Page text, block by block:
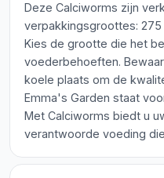
Deze Calciworms zijn
verpakkingsgroottes: 275
Kies de grootte die het
voederbehoeften.
koele plaats om de
Emma's Garden staat
Met Calciworms biedt u
verantwoorde voeding